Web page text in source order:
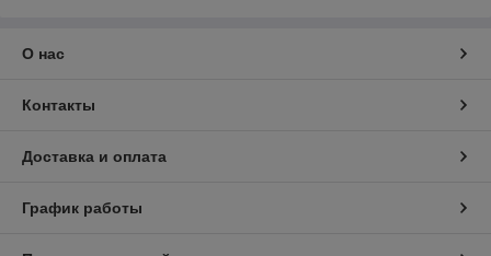
О нас
Контакты
Доставка и оплата
График работы